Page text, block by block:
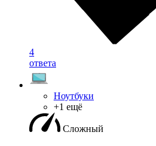
4
ответа
Ноутбуки
+1 ещё
Сложный